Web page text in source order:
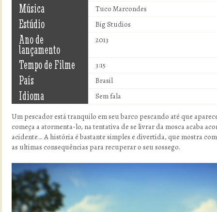
Música Tuco Marcondes
Estúdio Big Studios
Ano de
lançamento
2013
Tempo de Filme 3:15
País Brasil
Idioma Sem fala
Um pescador está tranquilo em seu barco pescando até que
começa a atormenta-lo, na tentativa de se livrar da mosca acaba
acidente… A história é bastante simples e divertida, que mostra
as ultimas consequências para recuperar o seu sossego.